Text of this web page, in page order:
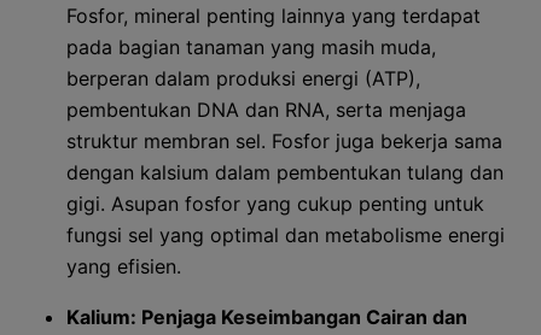
Fosfor, mineral penting lainnya yang terdapat
pada bagian tanaman yang masih muda,
berperan dalam produksi energi (ATP),
pembentukan DNA dan RNA, serta menjaga
struktur membran sel. Fosfor juga bekerja sama
dengan kalsium dalam pembentukan tulang dan
gigi. Asupan fosfor yang cukup penting untuk
fungsi sel yang optimal dan metabolisme energi
yang efisien.
Kalium: Penjaga Keseimbangan Cairan dan